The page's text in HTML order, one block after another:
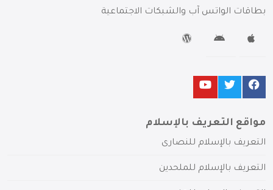
بطاقات الواتس آب والشبكات الاجتماعية
مواقع التعريف بالإسلام
التعريف بالإسلام للنصارى
التعريف بالإسلام للملحدين